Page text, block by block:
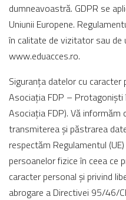
dumneavoastră. GDPR se
Uniunii Europene.
în calitate de vizitator sau
www.eduacces.ro.
Siguranța datelor cu
Asociația FDP – Protagoniști
Asociația FDP). Vă informăm
transmiterea și păstrarea
respectăm Regulamentul
persoanelor fizice în ceea ce
caracter personal și privind
abrogare a Directivei 95/46/